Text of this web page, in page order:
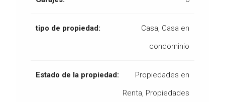
tipo de propiedad:
Casa, Casa en
condominio
Estado de la propiedad:
Propiedades en
Renta, Propiedades